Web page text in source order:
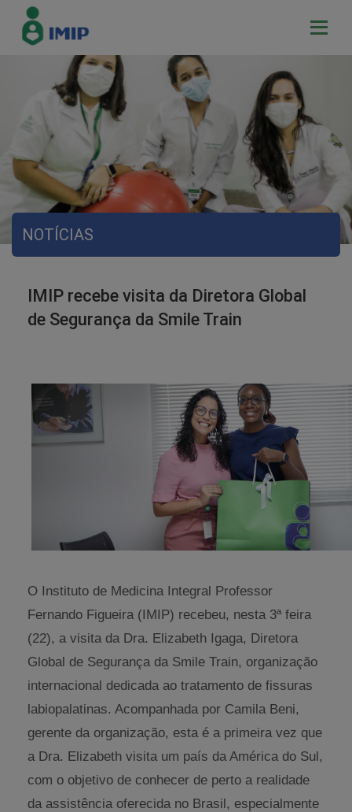
NOTÍCIAS
IMIP recebe visita da Diretora Global
de Segurança da Smile Train
O Instituto de Medicina Integral Professor
Fernando Figueira (IMIP) recebeu, nesta 3ª feira
(22), a visita da Dra. Elizabeth Igaga, Diretora
Global de Segurança da Smile Train, organização
internacional dedicada ao tratamento de fissuras
labiopalatinas. Acompanhada por Camila Beni,
gerente da organização, esta é a primeira vez que
a Dra. Elizabeth visita um país da América do Sul,
com o objetivo de conhecer de perto a realidade
da assistência oferecida no Brasil, especialmente